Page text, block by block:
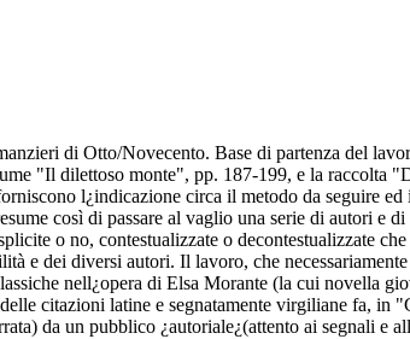
di Otto/Novecento. Base di partenza del
"Il dilettoso monte", pp. 187-199, e la raccolta
l¿indicazione circa il metodo da seguire
così di passare al vaglio una serie di autori e
o no, contestualizzate o decontestualizzate
e dei diversi autori. Il lavoro, che
nell¿opera di Elsa Morante (la cui novella
citazioni latine e segnatamente virgiliane fa, in
da un pubblico ¿autoriale¿(attento ai segnali e